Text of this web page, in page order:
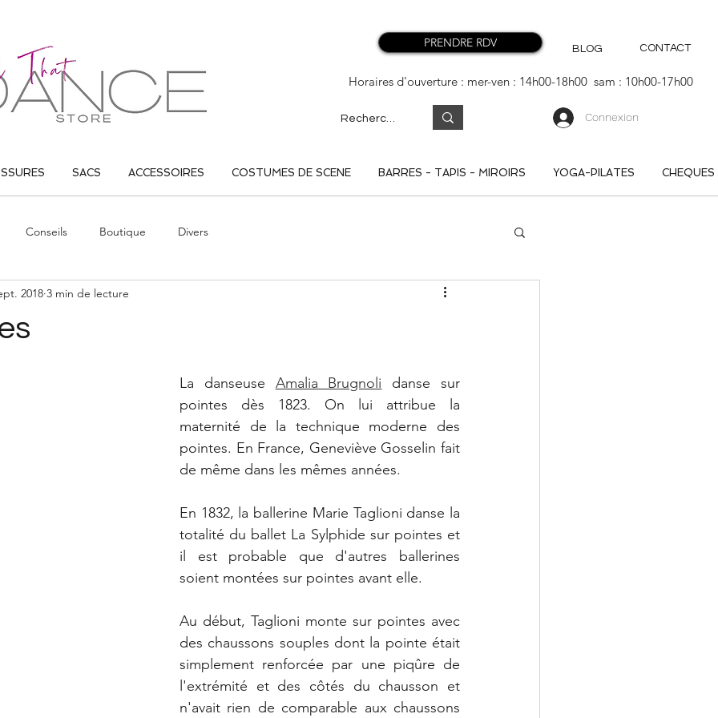
PRENDRE RDV BLOG CONTACT
Horaires d'ouverture : mer-ven : 14h00-18h00 sam : 10h00-17h00
Connexion
SACS ACCESSOIRES COSTUMES DE SCENE BARRES - TAPIS - MIROIRS YOGA-PILATES CHEQUES
Conseils Boutique Divers
2018 3 min de lecture
La danseuse Amalia Brugnoli danse sur
pointes dès 1823. On lui attribue la
maternité de la technique moderne des
pointes. En France, Geneviève Gosselin fait
de même dans les mêmes années.
En 1832, la ballerine Marie Taglioni danse la
totalité du ballet La Sylphide sur pointes et
il est probable que d'autres ballerines
soient montées sur pointes avant elle.
Au début, Taglioni monte sur pointes avec
des chaussons souples dont la pointe était
simplement renforcée par une piqûre de
l'extrémité et des côtés du chausson et
n'avait rien de comparable aux chaussons